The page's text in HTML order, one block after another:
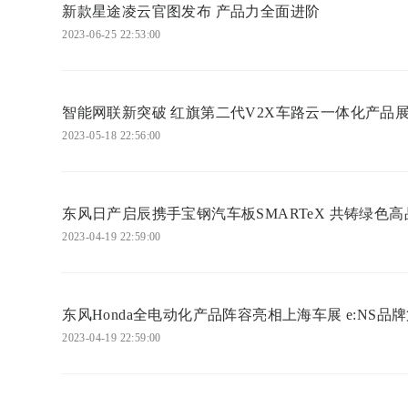
新款星途凌云官图发布 产品力全面进阶
2023-06-25 22:53:00
智能网联新突破 红旗第二代V2X车路云一体化产品
2023-05-18 22:56:00
东风日产启辰携手宝钢汽车板SMARTeX 共铸绿色高
2023-04-19 22:59:00
东风Honda全电动化产品阵容亮相上海车展 e:NS品
2023-04-19 22:59:00